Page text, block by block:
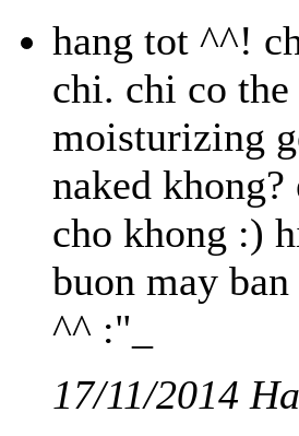
hang tot ^^!
chi. chi co
moisturizing
naked
cho khong :)
buon may
^^ :"_
17/11/2014